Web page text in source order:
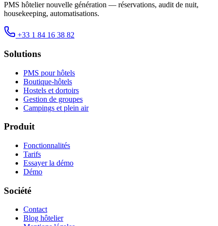
PMS hôtelier nouvelle génération — réservations, audit de nuit,
housekeeping, automatisations.
+33 1 84 16 38 82
Solutions
PMS pour hôtels
Boutique-hôtels
Hostels et dortoirs
Gestion de groupes
Campings et plein air
Produit
Fonctionnalités
Tarifs
Essayer la démo
Démo
Société
Contact
Blog hôtelier